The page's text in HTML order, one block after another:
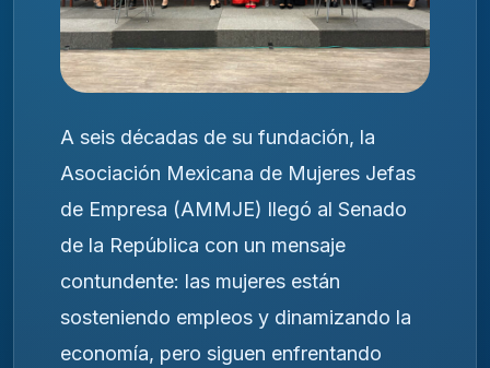
A seis décadas de su fundación, la
Asociación Mexicana de Mujeres Jefas
de Empresa (AMMJE) llegó al Senado
de la República con un mensaje
contundente: las mujeres están
sosteniendo empleos y dinamizando la
economía, pero siguen enfrentando